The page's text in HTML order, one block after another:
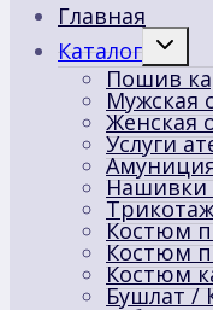
Главная
Каталог
меню
Пошив
Мужская
Женская
Услуги
Костюм
Костюм
Костюм
Бушлат /